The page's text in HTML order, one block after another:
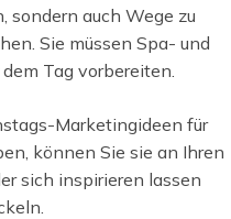
sondern auch Wege zu
Sie müssen Spa- und
Tag vorbereiten.
Marketingideen für
können Sie sie an Ihren
sich inspirieren lassen